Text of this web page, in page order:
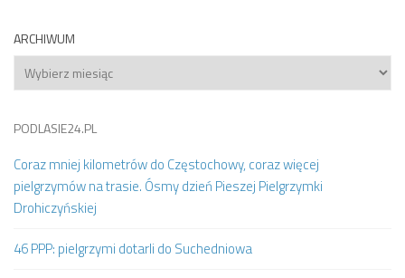
ARCHIWUM
Archiwum
PODLASIE24.PL
Coraz mniej kilometrów do Częstochowy, coraz więcej
pielgrzymów na trasie. Ósmy dzień Pieszej Pielgrzymki
Drohiczyńskiej
46 PPP: pielgrzymi dotarli do Suchedniowa